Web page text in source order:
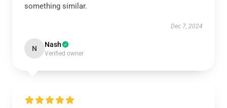
something similar.
Dec 7, 2024
N Nash
Verified owner